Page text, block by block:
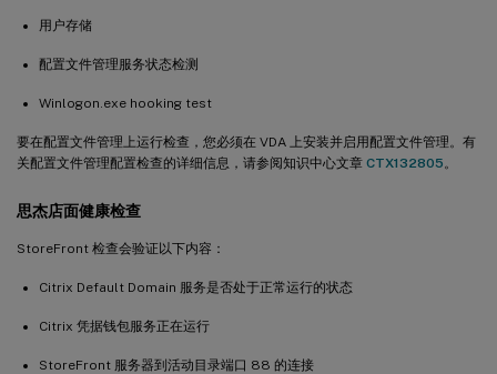
用户存储
配置文件管理服务状态检测
Winlogon.exe hooking test
要在配置文件管理上运行检查，您必须在 VDA 上安装并启用配置文件管理。有
关配置文件管理配置检查的详细信息，请参阅知识中心文章 CTX132805 。
思杰店面健康检查
StoreFront 检查会验证以下内容：
Citrix Default Domain 服务是否处于正常运行的状态
Citrix 凭据钱包服务正在运行
StoreFront 服务器到活动目录端口 88 的连接